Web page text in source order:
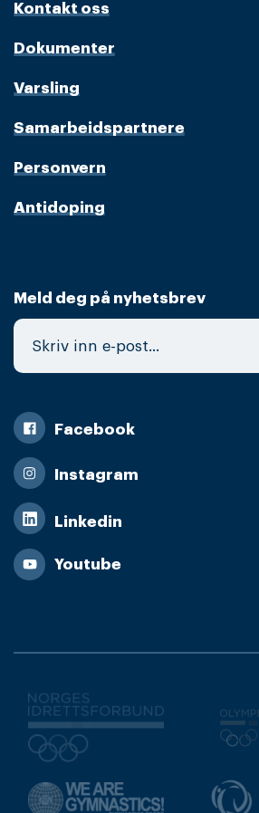
Kontakt oss
Dokumenter
Varsling
Samarbeidspartnere
Personvern
Antidoping
Meld deg på nyhetsbrev
Facebook
Instagram
Linkedin
Youtube